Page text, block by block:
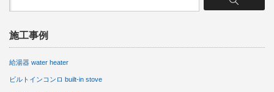
施工事例
給湯器 water heater
ビルトインコンロ built-in stove